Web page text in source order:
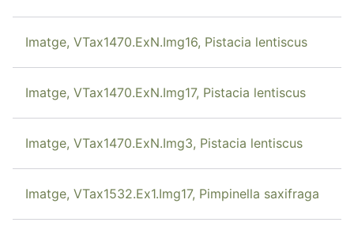
Imatge, VTax1470.ExN.Img16, Pistacia lentiscus
Imatge, VTax1470.ExN.Img17, Pistacia lentiscus
Imatge, VTax1470.ExN.Img3, Pistacia lentiscus
Imatge, VTax1532.Ex1.Img17, Pimpinella saxifraga